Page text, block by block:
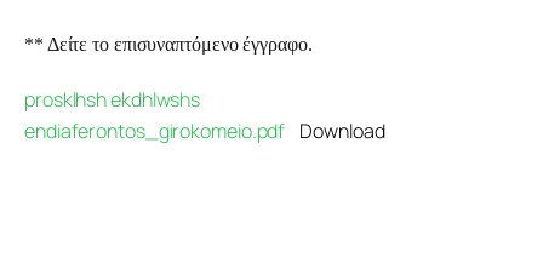
** Δείτε το επισυναπτόμενο έγγραφο.
prosklhsh ekdhlwshs
endiaferontos_girokomeio.pdf Download